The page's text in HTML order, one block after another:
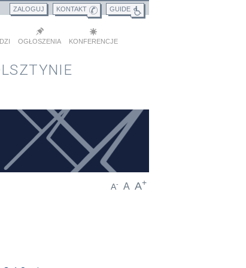
GUIDE
KONTAKT
ZALOGUJ
KONFERENCJE
OGŁOSZENIA
A- A A+